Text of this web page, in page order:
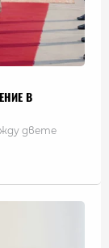
В
двете